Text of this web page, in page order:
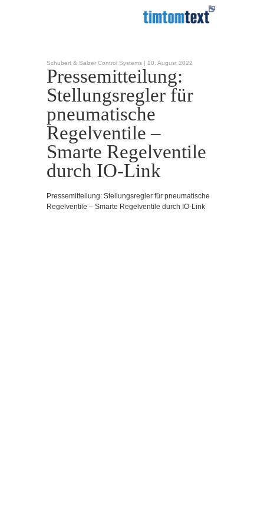
Schubert & Salzer Control Systems | 10. August 2022
Pressemitteilung:
Stellungsregler für
pneumatische
Regelventile –
Smarte Regelventile
durch IO-Link
Pressemitteilung: Stellungsregler für pneumatische
Regelventile – Smarte Regelventile durch IO-Link